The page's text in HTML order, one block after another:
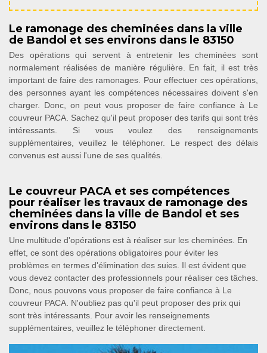
Le ramonage des cheminées dans la ville
de Bandol et ses environs dans le 83150
Des opérations qui servent à entretenir les cheminées sont
normalement réalisées de manière régulière. En fait, il est très
important de faire des ramonages. Pour effectuer ces opérations,
des personnes ayant les compétences nécessaires doivent s'en
charger. Donc, on peut vous proposer de faire confiance à Le
couvreur PACA. Sachez qu'il peut proposer des tarifs qui sont très
intéressants. Si vous voulez des renseignements
supplémentaires, veuillez le téléphoner. Le respect des délais
convenus est aussi l'une de ses qualités.
Le couvreur PACA et ses compétences
pour réaliser les travaux de ramonage des
cheminées dans la ville de Bandol et ses
environs dans le 83150
Une multitude d'opérations est à réaliser sur les cheminées. En
effet, ce sont des opérations obligatoires pour éviter les
problèmes en termes d'élimination des suies. Il est évident que
vous devez contacter des professionnels pour réaliser ces tâches.
Donc, nous pouvons vous proposer de faire confiance à Le
couvreur PACA. N'oubliez pas qu'il peut proposer des prix qui
sont très intéressants. Pour avoir les renseignements
supplémentaires, veuillez le téléphoner directement.